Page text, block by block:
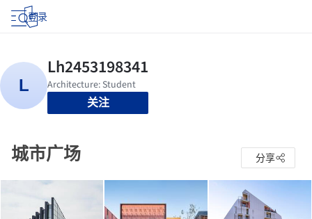
登录
关注
城市广场 分享